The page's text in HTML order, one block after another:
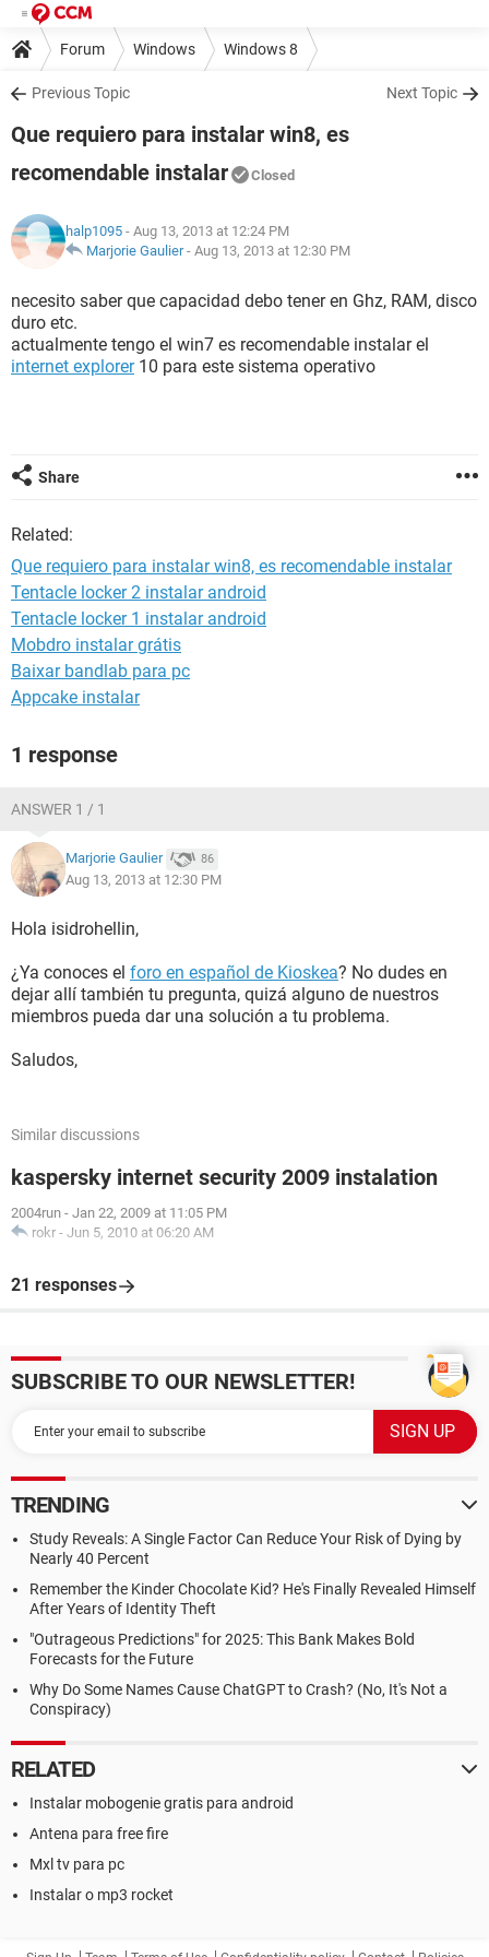
Forum Windows Windows 8
Previous Topic Next Topic
Que requiero para instalar win8, es
recomendable instalar
Closed
halp1095 - Aug 13, 2013 at 12:24 PM
Marjorie Gaulier- Aug 13, 2013 at 12:30 PM
necesito saber que capacidad debo tener en Ghz, RAM, disco
duro etc.
actualmente tengo el win7 es recomendable instalar el
internet explorer10 para este sistema operativo
Share
Related:
Que requiero para instalar win8, es recomendable instalar
Tentacle locker 2 instalar android
Tentacle locker 1 instalar android
Mobdro instalar grátis
Baixar bandlab para pc
Appcake instalar
1 response
ANSWER 1 / 1
Marjorie Gaulier 86
Aug 13, 2013 at 12:30 PM
Hola isidrohellin,
¿Ya conoces el foro en español de Kioskea? No dudes en
dejar allí también tu pregunta, quizá alguno de nuestros
miembros pueda dar una solución a tu problema.
Saludos,
Similar discussions
kaspersky internet security 2009 instalation
2004run - Jan 22, 2009 at 11:05 PM
rokr - Jun 5, 2010 at 06:20 AM
21 responses
SUBSCRIBE TO OUR NEWSLETTER!
TRENDING
Study Reveals: A Single Factor Can Reduce Your Risk of Dying by
Nearly 40 Percent
Remember the Kinder Chocolate Kid? He's Finally Revealed Himself
After Years of Identity Theft
"Outrageous Predictions" for 2025: This Bank Makes Bold
Forecasts for the Future
Why Do Some Names Cause ChatGPT to Crash? (No, It's Not a
Conspiracy)
RELATED
Instalar mobogenie gratis para android
Antena para free fire
Mxl tv para pc
Instalar o mp3 rocket